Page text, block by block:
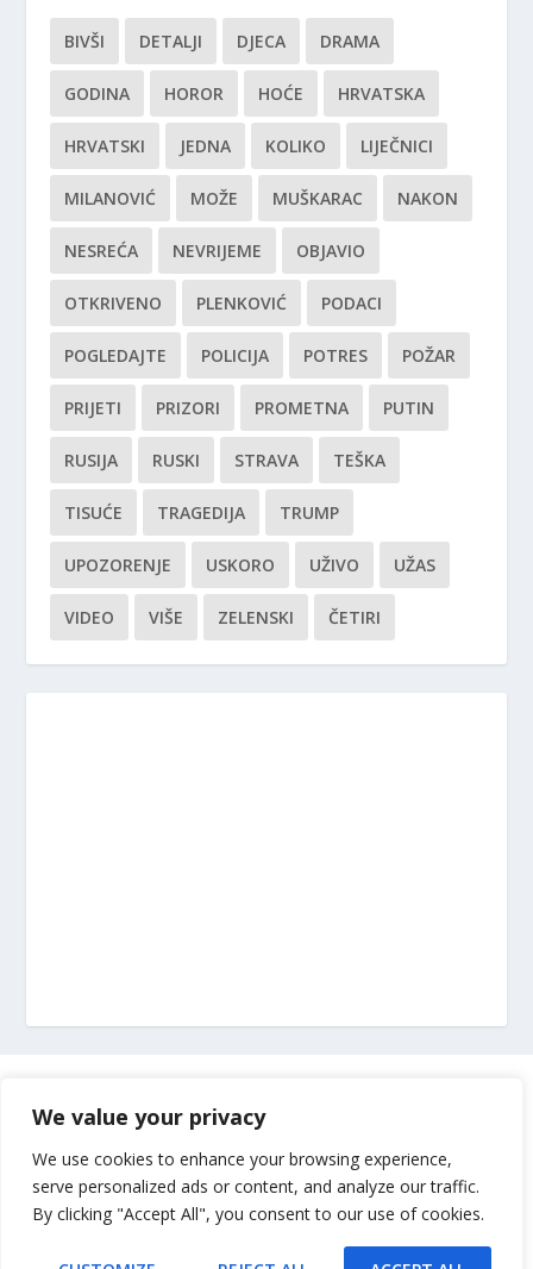
We value your privacy
We use cookies to enhance your browsing experience,
serve personalized ads or content, and analyze our traffic.
By clicking "Accept All", you consent to our use of cookies.
BIVŠI DETALJI DJECA DRAMA
GODINA HOROR HOĆE HRVATSKA
HRVATSKI JEDNA KOLIKO LIJEČNICI
MILANOVIĆ MOŽE MUŠKARAC NAKON
NESREĆA NEVRIJEME OBJAVIO
OTKRIVENO PLENKOVIĆ PODACI
POGLEDAJTE POLICIJA POTRES POŽAR
PRIJETI PRIZORI PROMETNA PUTIN
RUSIJA RUSKI STRAVA TEŠKA
TISUĆE TRAGEDIJA TRUMP
UPOZORENJE USKORO UŽIVO UŽAS
VIDEO VIŠE ZELENSKI ČETIRI
Impressum
Uvjeti korištenja